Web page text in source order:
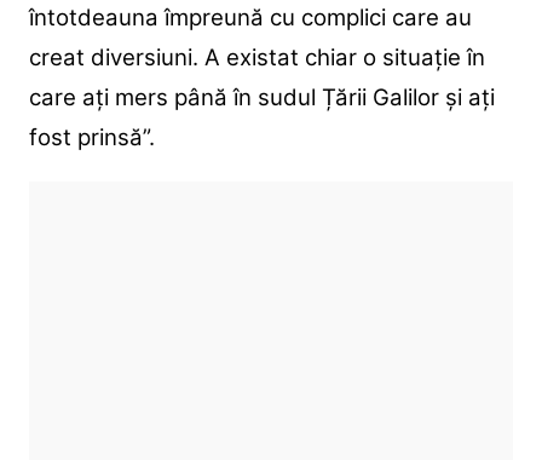
întotdeauna împreună cu complici care au
creat diversiuni. A existat chiar o situație în
care ați mers până în sudul Țării Galilor și ați
fost prinsă”.